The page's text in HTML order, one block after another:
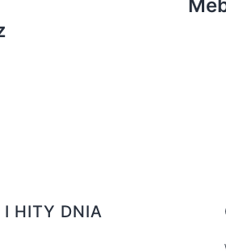
I HITY DNIA